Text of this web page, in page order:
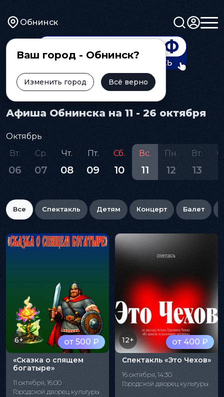
Обнинск
Ваш город - Обнинск?
Изменить город Всё верно
Главная Афиша
Афиша Обнинска на 11 - 26 октября
Октябрь
Вт.
06
Ср.
07
Чт.
08
Пт.
09
Сб.
10
Вс.
11
Пн.
12
Вт.
13
Все Спектакль Детям Концерт Балет
от 500 ₽
6+
«Сказка о спящем
богатыре»
11 октября, 16:00
Городской дворец культуры
от 400 ₽
12+
Спектакль «Это Чехов»
16 октября, 14:30
Городской дворец культуры